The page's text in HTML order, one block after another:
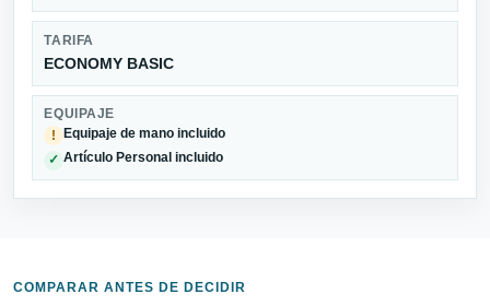
TARIFA
ECONOMY BASIC
EQUIPAJE
!
Equipaje de mano incluido
✓ Artículo Personal incluido
COMPARAR ANTES DE DECIDIR